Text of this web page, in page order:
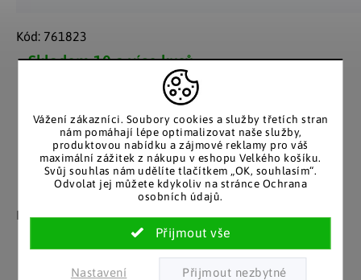
Vážení zákazníci. Soubory cookies a služby třetích stran
nám pomáhají lépe optimalizovat naše služby,
produktovou nabídku a zájmové reklamy pro váš
maximální zážitek z nákupu v eshopu Velkého košíku.
Svůj souhlas nám udělíte tlačítkem „OK, souhlasím“.
Odvolat jej můžete kdykoliv na stránce Ochrana
osobních údajů.
Nastavení
Skladem10 a více kusů
Kód: 761823
Záruka spokojenosti
Nakupujete bez obav, férové
jednání v každé situaci.
Katalog v tištěné
podobě
Stálým zákazníkům
posíláme papírový katalog
do schránky.